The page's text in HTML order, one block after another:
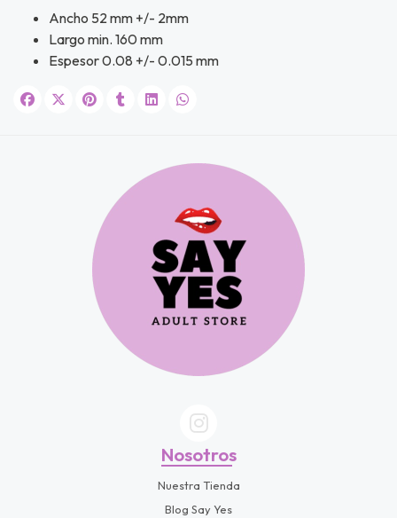
Ancho 52 mm +/- 2mm
Largo min. 160 mm
Espesor 0.08 +/- 0.015 mm
Nosotros
Nuestra Tienda
Blog Say Yes